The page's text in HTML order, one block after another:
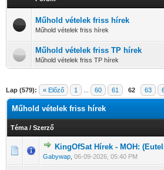
Műhold vételek friss hírek
Műhold vételek friss hírek
Műhold vételek friss TP hírek
Műhold vételek friss TP hírek
Lap (579): « Előző 1 60 61 62 63
Műhold vételek friss hírek
Téma / Szerző
KingOfSat Hírek - MOH:
Gabywap 06-09-2026, 05:40 PM
0 Szavazat - 0 / 5
123 45